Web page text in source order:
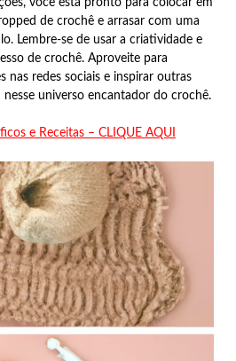
você está pronto para colocar em
de crochê e arrasar com uma
Lembre-se de usar a criatividade e
de crochê. Aproveite para
nas redes sociais e inspirar outras
nesse universo encantador do crochê.
e Receitas – CLIQUE AQUI